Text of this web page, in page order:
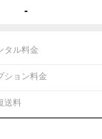
-
タル料金
ション料金
送料